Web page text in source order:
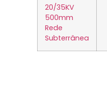
20/35KV
500mm
Rede
Subterrânea